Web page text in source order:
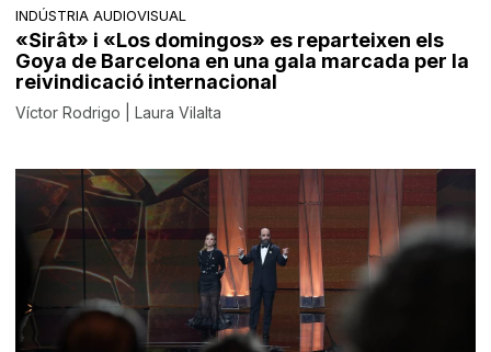
INDÚSTRIA AUDIOVISUAL
«Sirât» i «Los domingos» es reparteixen els
Goya de Barcelona en una gala marcada per la
reivindicació internacional
Víctor Rodrigo | Laura Vilalta